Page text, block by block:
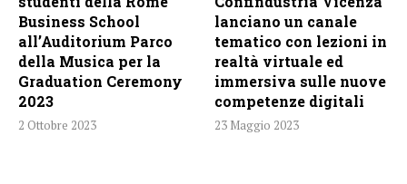
Business School
all’Auditorium Parco
della Musica per la
Graduation Ceremony
2023
2 Ottobre 2023
lanciano un canale
tematico con lezioni in
realtà virtuale ed
immersiva sulle nuove
competenze digitali
23 Maggio 2023